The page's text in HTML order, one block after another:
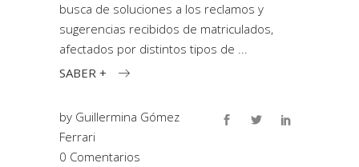
busca de soluciones a los reclamos y
sugerencias recibidos de matriculados,
afectados por distintos tipos de
SABER +
by Guillermina Gómez
Ferrari
0 Comentarios